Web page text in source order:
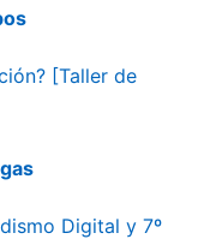
[Taller de
Digital y 7º